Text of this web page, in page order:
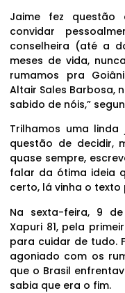
Jaime fez
convidar
conselheira (até a
meses de vida,
rumamos pra
Altair Sales Barbosa,
sabido de nóis,”
Trilhamos uma linda
questão de decidir,
quase sempre,
falar da ótima ideia
certo, lá vinha o
Na sexta-feira, 9
Xapuri 81, pela
para cuidar de tudo.
agoniado com os
que o Brasil
sabia que era o fim.